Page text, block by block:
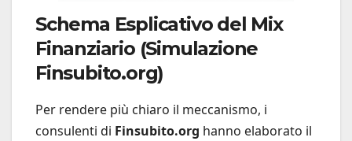
Schema Esplicativo del Mix
Finanziario (Simulazione
Finsubito.org)
Per rendere più chiaro il meccanismo, i
consulenti di Finsubito.org hanno elaborato il